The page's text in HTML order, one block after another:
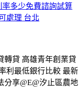
多少免費諮詢試算
處理 台北
轉貸 高雄青年創業貸
利最低銀行比較 最新
分享@E@汐止區農地